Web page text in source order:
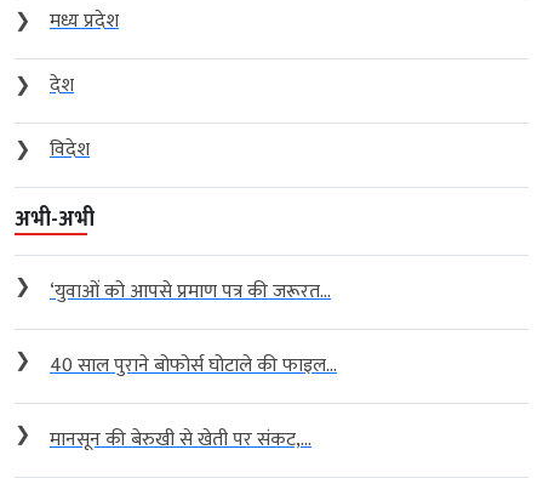
❯
मध्य प्रदेश
❯
देश
❯
विदेश
अभी-अभी
❯ ‘युवाओं को आपसे प्रमाण पत्र की जरूरत...
❯ 40 साल पुराने बोफोर्स घोटाले की फाइल...
❯ मानसून की बेरुखी से खेती पर संकट,...